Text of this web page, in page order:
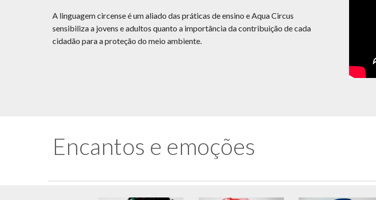
A linguagem circense é um aliado das práticas de ensino e Aqua Circus
sensibiliza a jovens e adultos quanto a importância da contribuição de cada
cidadão para a proteção do meio ambiente.
Encantos e emoções